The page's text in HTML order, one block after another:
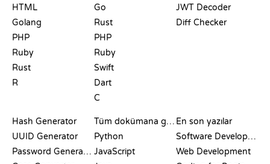
HTML
Golang
PHP
Ruby
Rust
R
Go
Rust
PHP
Ruby
Swift
Dart
C
JWT Decoder
Diff Checker
Hash Generator
UUID Generator
Password Generator
Tüm dokümana göz at
Python
JavaScript
En son yazılar
Software Development
Web Development